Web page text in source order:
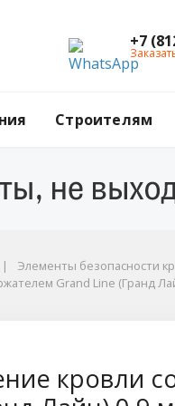
+7
Строителям
Элементы безопасности
Grand Line (Гранд
кровли